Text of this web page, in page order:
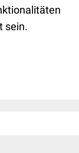
sein.